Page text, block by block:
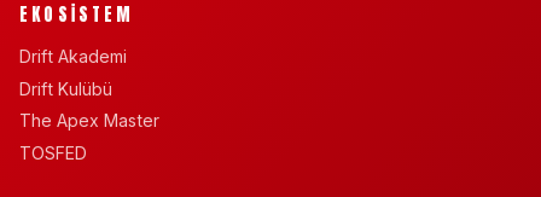
EKOSISTEM
Drift Akademi
Drift Kulübü
The Apex Master
TOSFED